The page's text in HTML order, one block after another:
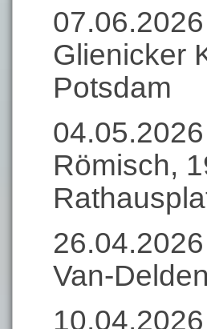
Glienicker
Potsdam
Römisch,
Van-